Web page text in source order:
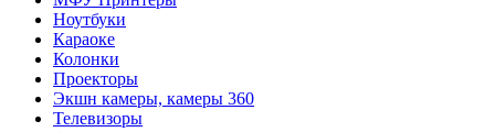
Ноутбуки
Караоке
Колонки
Проекторы
Экшн камеры, камеры 360
Телевизоры